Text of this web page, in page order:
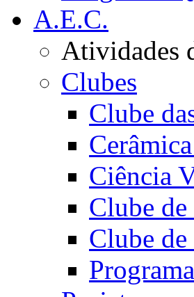
A.E.C.
Atividades
Clubes
Clube
Ciência
Clube
Clube